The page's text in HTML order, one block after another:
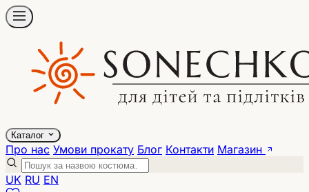
Каталог
Про нас Умови прокату Блог Контакти Магазин
UK RU EN